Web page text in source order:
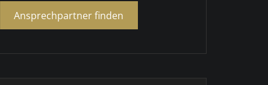
Ansprechpartner finden